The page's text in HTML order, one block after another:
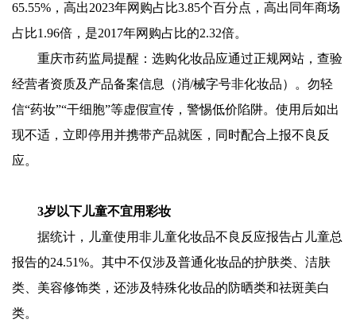
65.55%，高出2023年网购占比3.85个百分点，高出同年商场
占比1.96倍，是2017年网购占比的2.32倍。
重庆市药监局提醒：选购化妆品应通过正规网站，查验
经营者资质及产品备案信息（消/械字号非化妆品）。勿轻
信“药妆”“干细胞”等虚假宣传，警惕低价陷阱。使用后如出
现不适，立即停用并携带产品就医，同时配合上报不良反
应。
3岁以下儿童不宜用彩妆
据统计，儿童使用非儿童化妆品不良反应报告占儿童总
报告的24.51%。其中不仅涉及普通化妆品的护肤类、洁肤
类、美容修饰类，还涉及特殊化妆品的防晒类和祛斑美白
类。